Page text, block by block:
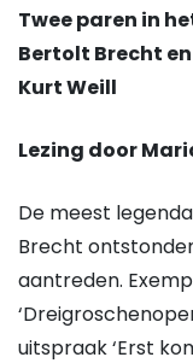
Twee paren in
Bertolt Brecht
Kurt Weill
Lezing door
De meest
Brecht
aantreden.
uitspraak ‘Erst